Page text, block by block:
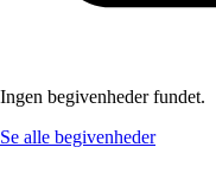
Ingen begivenheder fundet.
Se alle begivenheder